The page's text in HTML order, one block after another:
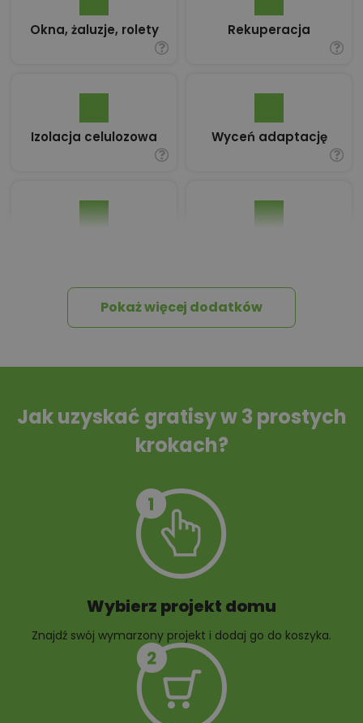
Okna, żaluzje, rolety Rekuperacja
Izolacja celulozowa Wyceń adaptację
Tablica informacyjna
Przydomowa
10 projektów małej
10 projektów rabat
Pokaż więcej dodatków
Jak uzyskać gratisy w 3 prostych
krokach?
Wybierz projekt domu
Znajdź swój wymarzony projekt i dodaj go do koszyka.